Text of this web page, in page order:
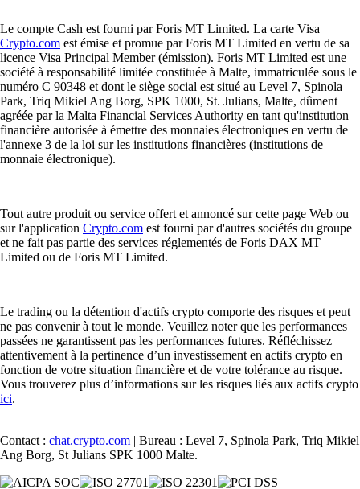
Le compte Cash est fourni par Foris MT Limited. La carte Visa
Crypto.com est émise et promue par Foris MT Limited en vertu de sa
licence Visa Principal Member (émission). Foris MT Limited est une
société à responsabilité limitée constituée à Malte, immatriculée sous le
numéro C 90348 et dont le siège social est situé au Level 7, Spinola
Park, Triq Mikiel Ang Borg, SPK 1000, St. Julians, Malte, dûment
agréée par la Malta Financial Services Authority en tant qu'institution
financière autorisée à émettre des monnaies électroniques en vertu de
l'annexe 3 de la loi sur les institutions financières (institutions de
monnaie électronique).
Tout autre produit ou service offert et annoncé sur cette page Web ou
sur l'application Crypto.com est fourni par d'autres sociétés du groupe
et ne fait pas partie des services réglementés de Foris DAX MT
Limited ou de Foris MT Limited.
Le trading ou la détention d'actifs crypto comporte des risques et peut
ne pas convenir à tout le monde. Veuillez noter que les performances
passées ne garantissent pas les performances futures. Réfléchissez
attentivement à la pertinence d’un investissement en actifs crypto en
fonction de votre situation financière et de votre tolérance au risque.
Vous trouverez plus d’informations sur les risques liés aux actifs crypto
ici.
Contact : chat.crypto.com | Bureau : Level 7, Spinola Park, Triq Mikiel
Ang Borg, St Julians SPK 1000 Malte.